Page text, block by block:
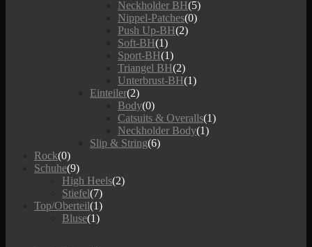
Neckholder BH(5)
Nippel-Patches(0)
Push Up-BH(2)
Soft-BH(1)
Sport-BH(1)
Triangel BH(2)
Unterbrust-BH(1)
Einteiler(2)
Body(0)
Catsuits & Overalls(1)
Neckholder Body(1)
Slip & String(6)
Rock(0)
Schuhe(9)
High Heels(2)
Stiefel(7)
Top/Oberteil(1)
Bluse(1)